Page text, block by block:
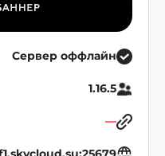
Сервер оффлайн
1.16.5
—